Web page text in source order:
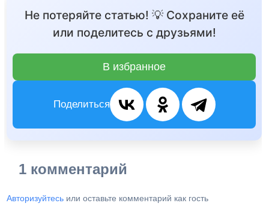
Не потеряйте статью! 💡 Сохраните её
или поделитесь с друзьями!
В избранное
Поделиться
1 комментарий
Авторизуйтесь или оставьте комментарий как гость